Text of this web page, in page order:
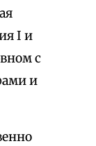
I и
с
и